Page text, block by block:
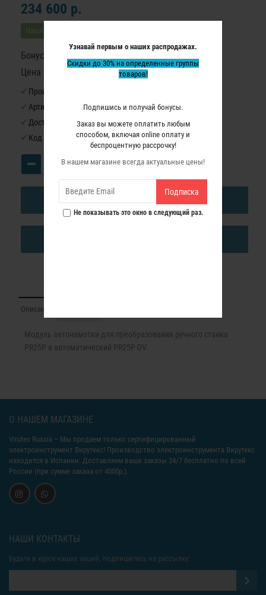
Узнавай первым о наших распродажах.
Скидки до 30% на определенные группы
товаров!
Подпишись и получай бонусы.
Заказ вы можете оплатить любым
способом, включая online оплату и
беспроцентную рассрочку!
В нашем магазине всегда актуальные цены!
Подписка
Не показывать это окно в следующий раз.
234 600 р.
Нашли дешевле?
Бонусные баллы: 2931
Цена в бонусных баллах: 195430
Производитель:
Артикул: 2545628
Доступность: Нет в наличии
Код товара: 2545628
В КОРЗИНУ
Описание
Модуль автонамотки для преобразования ручного станка
PR25P в автоматический PR25P-DV.
О НАШЕМ МАГАЗИНЕ
Virutex Russia – Мы продаем только сертифицированный
электроинструмент Вирутекс! Производство электроинструмента Вирутекс
находится в Испании. Доставляем ваши заказы 24/7 бесплатно по всей
России (при сумме заказа от 4000р.).
НАШИ КОНТАКТЫ
Будьте в курсе наших акций, подпишитесь на рассылку: